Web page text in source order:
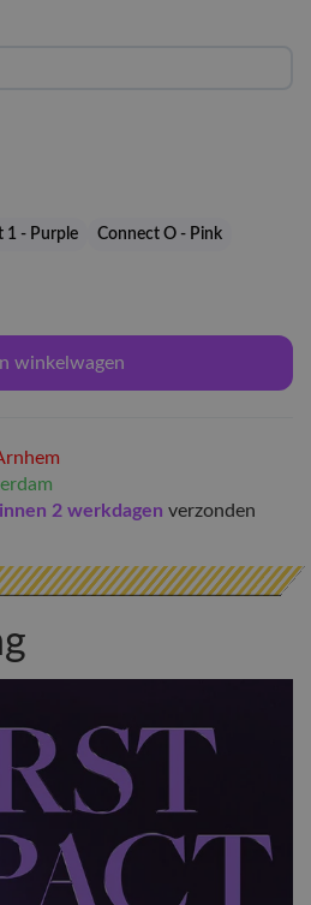
1 - Purple Connect O - Pink
winkelwagen
2 werkdagen verzonden